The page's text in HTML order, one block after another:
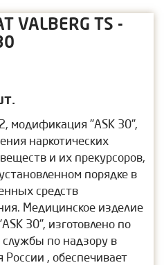
TS -
модификация "ASK 30",
наркотических
и их прекурсоров,
порядке в
средств
Медицинское изделие
30", изготовлено по
по надзору в
, обеспечивает